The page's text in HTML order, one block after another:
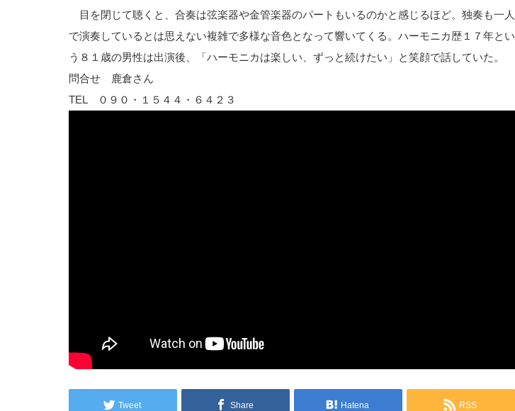
目を閉じて聴くと、合奏は弦楽器や金管楽器のパートもいるのかと感じるほど。独奏も一人
で演奏しているとは思えない複雑で多様な音色となって響いてくる。ハーモニカ歴１７年とい
う８１歳の男性は出演後、「ハーモニカは楽しい、ずっと続けたい」と笑顔で話していた。
問合せ 鹿倉さん
TEL ０９０・１５４４・６４２３
Tweet Share Hatena RSS